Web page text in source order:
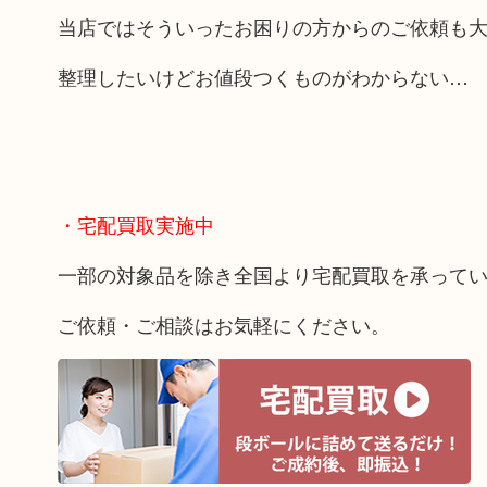
当店ではそういったお困りの方からのご依頼も大
整理したいけどお値段つくものがわからない…
・宅配買取実施中
一部の対象品を除き全国より宅配買取を承ってい
ご依頼・ご相談はお気軽にください。